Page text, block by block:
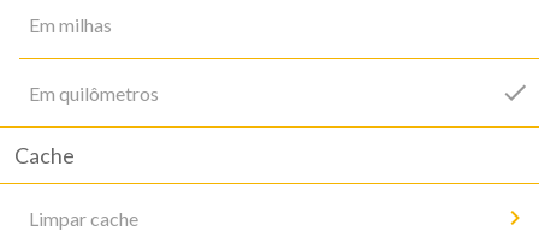
Em milhas
Em quilômetros
Cache
Limpar cache